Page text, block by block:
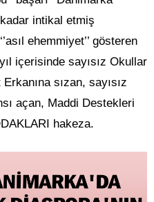
intikal etmiş
ehemmiyet’’ gösteren
içerisinde sayısız Okullar
sızan, sayısız
açan, Maddi Destekleri
hakeza.